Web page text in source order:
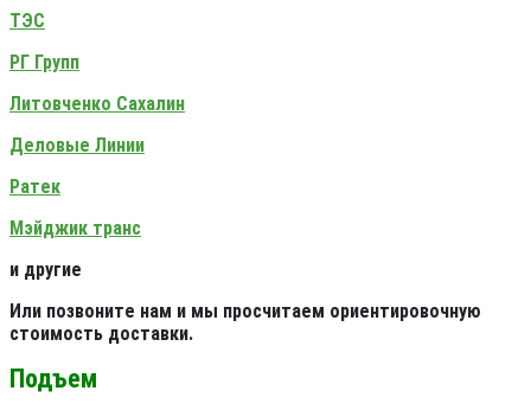
ТЭС
РГ Групп
Литовченко Сахалин
Деловые Линии
Ратек
Мэйджик транс
и другие
Или позвоните нам и мы просчитаем ориентировочную
стоимость доставки.
Подъем